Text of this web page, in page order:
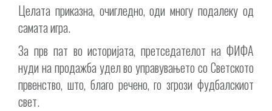
Целата приказна, очигледно, оди многу подалеку од
самата игра.
За прв пат во историјата, претседателот на ФИФА
нуди на продажба удел во управувањето со Светското
првенство, што, благо речено, го згрози фудбалскиот
свет.